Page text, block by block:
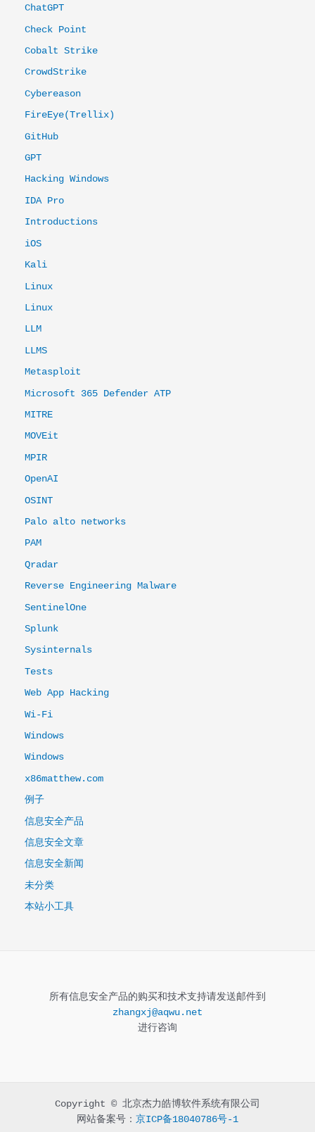
ChatGPT
Check Point
Cobalt Strike
CrowdStrike
Cybereason
FireEye(Trellix)
GitHub
GPT
Hacking Windows
IDA Pro
Introductions
iOS
Kali
Linux
Linux
LLM
LLMS
Metasploit
Microsoft 365 Defender ATP
MITRE
MOVEit
MPIR
OpenAI
OSINT
Palo alto networks
PAM
Qradar
Reverse Engineering Malware
SentinelOne
Splunk
Sysinternals
Tests
Web App Hacking
Wi-Fi
Windows
Windows
x86matthew.com
例子
信息安全产品
信息安全文章
信息安全新闻
未分类
本站小工具
所有信息安全产品的购买和技术支持请发送邮件到
zhangxj@aqwu.net
进行咨询
Copyright © 北京杰力皓博软件系统有限公司
网站备案号： 京ICP备18040786号-1